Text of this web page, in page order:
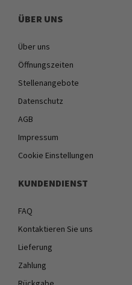
ÜBER UNS
Über uns
Öffnungszeiten
Stellenangebote
Datenschutz
AGB
Impressum
Cookie Einstellungen
KUNDENDIENST
FAQ
Kontaktieren Sie uns
Lieferung
Zahlung